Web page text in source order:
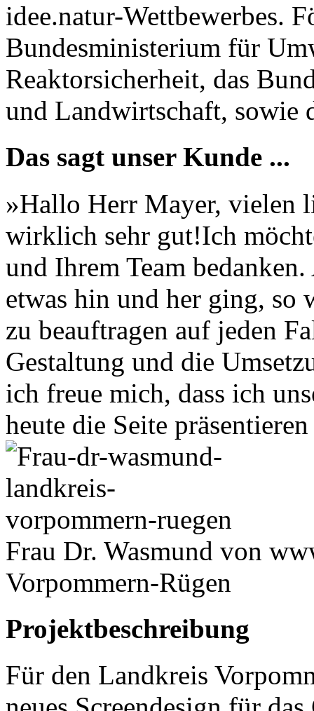
idee.natur-Wettbewerbes.
Bundesministerium für
Reaktorsicherheit, das
und Landwirtschaft, sowie
Das sagt unser Kunde ...
»Hallo Herr Mayer, vielen
wirklich sehr gut!Ich
und Ihrem Team
etwas hin und her ging, so
zu beauftragen auf jeden
Gestaltung und die
ich freue mich, dass ich
heute die Seite
Frau Dr. Wasmund von
Vorpommern-Rügen
Projektbeschreibung
Für den Landkreis